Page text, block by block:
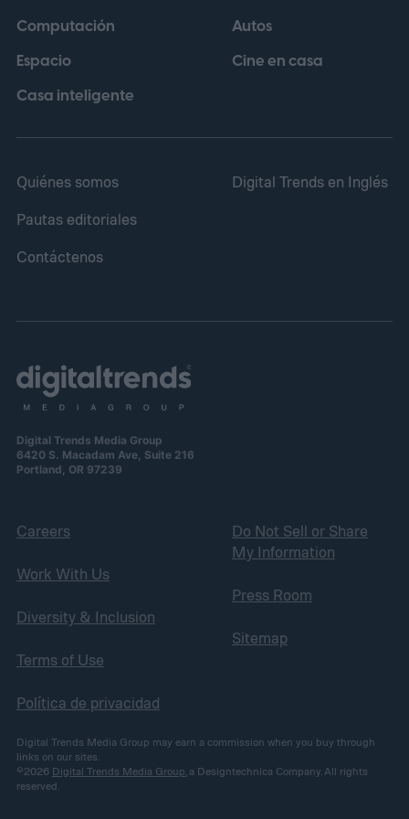
transformarlos, según sus propias
palabras, de "estudiantes de composición a
maestros de la composición".
Computación
Espacio
Casa inteligente
Autos
Cine en casa
Quiénes somos
Pautas editoriales
Contáctenos
Digital Trends en Inglés
Digital Trends Media Group
6420 S. Macadam Ave, Suite 216
Portland, OR 97239
Careers
Work With Us
Diversity & Inclusion
Terms of Use
Política de privacidad
Do Not Sell or Share
My Information
Press Room
Sitemap
Digital Trends Media Group may earn a commission when you buy through
links on our sites.
©2026 Digital Trends Media Group , a Designtechnica Company. All rights
reserved.